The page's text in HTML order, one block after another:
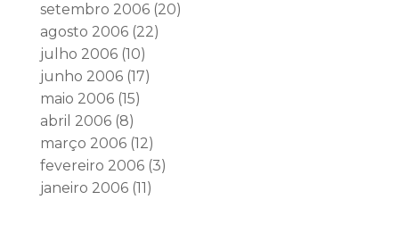
setembro 2006(20)
agosto 2006(22)
julho 2006(10)
junho 2006(17)
maio 2006(15)
abril 2006(8)
março 2006(12)
fevereiro 2006(3)
janeiro 2006(11)